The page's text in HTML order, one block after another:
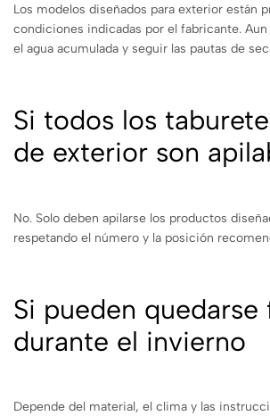
Los modelos diseñados para exterior están
condiciones indicadas por el fabricante.
el agua acumulada y seguir las pautas de
Si todos los
de exterior son
No. Solo deben apilarse los productos
respetando el número y la posición
Si pueden quedarse
durante el invierno
Depende del material, el clima y las